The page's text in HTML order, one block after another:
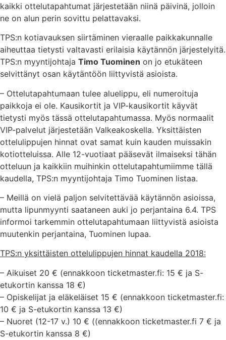
kaikki ottelutapahtumat järjestetään niinä päivinä, jolloin
ne on alun perin sovittu pelattavaksi.
TPS:n kotiavauksen siirtäminen vieraalle paikkakunnalle
aiheuttaa tietysti valtavasti erilaisia käytännön järjestelyitä.
TPS:n myyntijohtaja Timo Tuominen on jo etukäteen
selvittänyt osan käytäntöön liittyvistä asioista.
– Ottelutapahtumaan tulee aluelippu, eli numeroituja
paikkoja ei ole. Kausikortit ja VIP-kausikortit käyvät
tietysti myös tässä ottelutapahtumassa. Myös normaalit
VIP-palvelut järjestetään Valkeakoskella. Yksittäisten
ottelulippujen hinnat ovat samat kuin kauden muissakin
kotiotteluissa. Alle 12-vuotiaat pääsevät ilmaiseksi tähän
otteluun ja kaikkiin muihinkin ottelutapahtumiimme tällä
kaudella, TPS:n myyntijohtaja Timo Tuominen listaa.
– Meillä on vielä paljon selvitettävää käytännön asioissa,
mutta lipunmyynti saataneen auki jo perjantaina 6.4. TPS
informoi tarkemmin ottelutapahtumaan liittyvistä asioista
muutenkin perjantaina, Tuominen lupaa.
TPS:n yksittäisten ottelulippujen hinnat kaudella 2018:
– Aikuiset 20 € (ennakkoon ticketmaster.fi: 15 € ja S-
etukortin kanssa 18 €)
– Opiskelijat ja eläkeläiset 15 € (ennakkoon ticketmaster.fi:
10 € ja S-etukortin kanssa 13 €)
– Nuoret (12-17 v.) 10 € ((ennakkoon ticketmaster.fi 7 € ja
S-etukortin kanssa 8 €)